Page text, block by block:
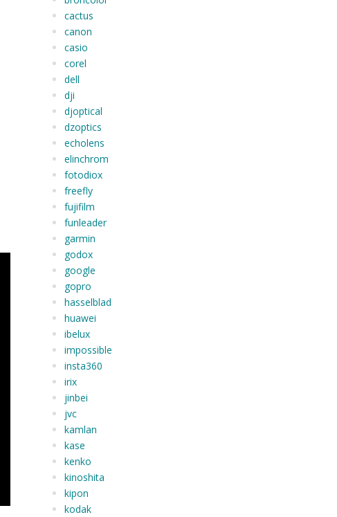
cactus
canon
casio
corel
dell
dji
djoptical
dzoptics
echolens
elinchrom
fotodiox
freefly
fujifilm
funleader
garmin
godox
google
gopro
hasselblad
huawei
ibelux
impossible
insta360
irix
jinbei
jvc
kamlan
kase
kenko
kinoshita
kipon
kodak